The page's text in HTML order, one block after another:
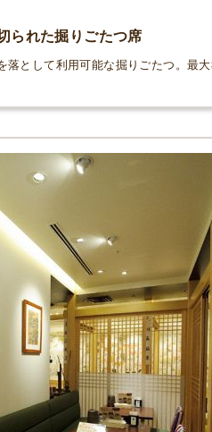
られた掘りごたつ席
落として利用可能な掘りごたつ。最